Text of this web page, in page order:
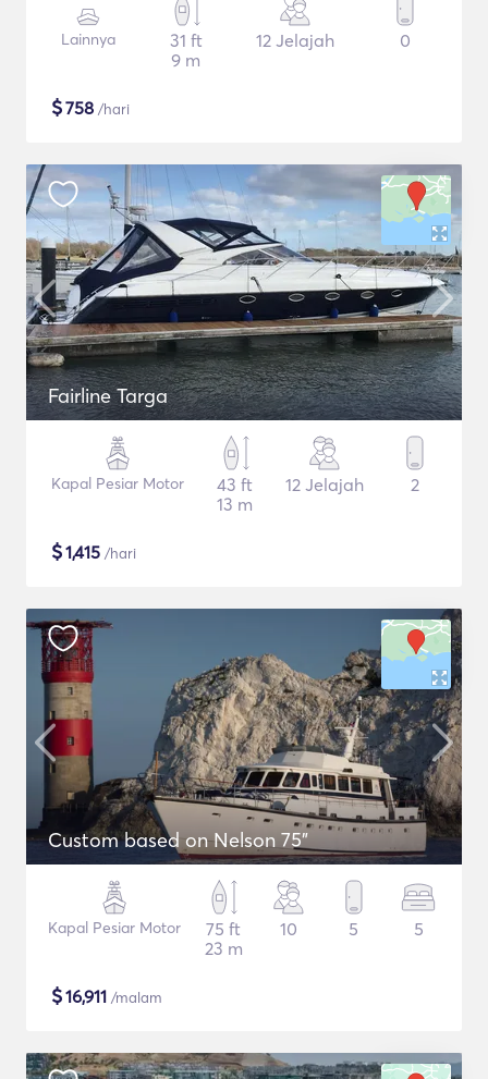
Lainnya
31 ft
9 m
12 Jelajah 0
$758 /hari
Fairline Targa
Kapal Pesiar Motor
43 ft
13 m
12 Jelajah 2
$1,415 /hari
Custom based on Nelson 75"
Kapal Pesiar Motor
75 ft
23 m
10 5 5
$16,911 /malam